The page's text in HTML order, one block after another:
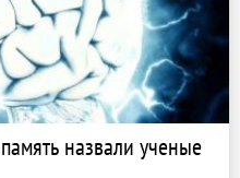
назвали ученые